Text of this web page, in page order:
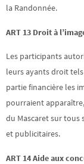
la Randonnée.
ART 13 Droit à
Les participants
leurs ayants droit
partie financière les
pourraient
du Mascaret sur
et publicitaires.
ART 14 Aide aux